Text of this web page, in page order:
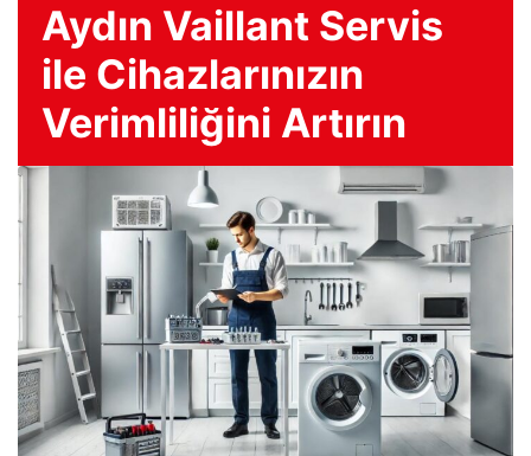
Aydın Vaillant Servis
ile Cihazlarınızın
Verimliliğini Artırın